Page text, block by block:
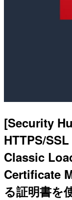
[Security
HTTPS/
Classic
Certificate
る証明書を